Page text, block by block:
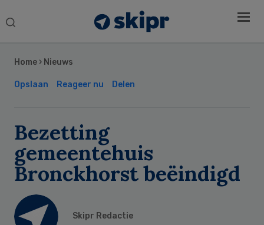
Search
Home › Nieuws
Opslaan Reageer nu Delen
Bezetting
gemeentehuis
Bronckhorst beëindigd
Skipr Redactie
Sidebar